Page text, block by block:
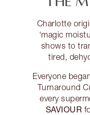
Charlotte
‘magic
shows to
tired,
Everyone
Turnaround
every
SAVIOUR